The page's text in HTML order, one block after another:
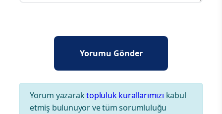
Yorum yazaraktopluluk kurallarımızı kabul
etmiş bulunuyor ve tüm sorumluluğu